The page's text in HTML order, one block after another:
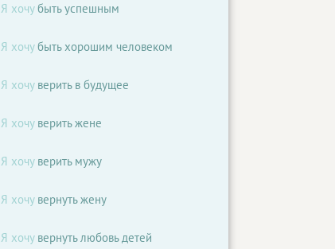
Я хочубыть успешным
Я хочубыть хорошим человеком
Я хочуверить в будущее
Я хочуверить жене
Я хочуверить мужу
Я хочувернуть жену
Я хочувернуть любовь детей